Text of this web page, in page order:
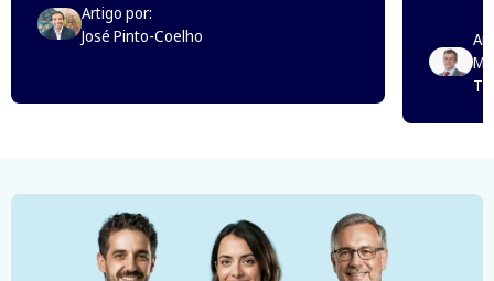
Artigo por:
José Pinto-Coelho